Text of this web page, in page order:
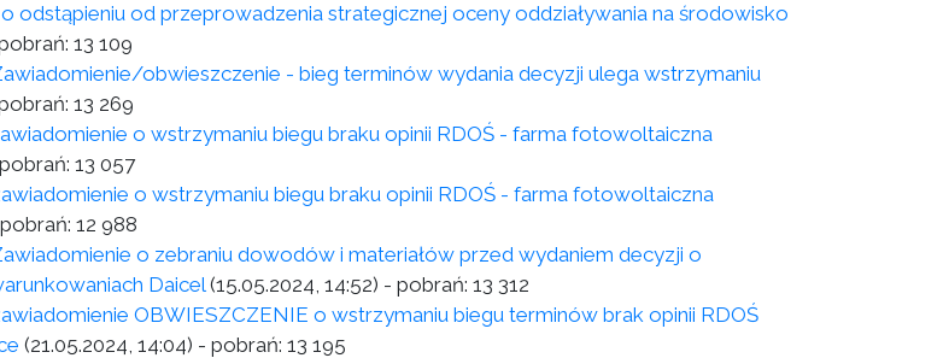
o odstąpieniu od przeprowadzenia strategicznej oceny oddziaływania na środowisko
13 109
obwieszczenie - bieg terminów wydania decyzji ulega wstrzymaniu
13 269
o wstrzymaniu biegu braku opinii RDOŚ - farma fotowoltaiczna
13 057
o wstrzymaniu biegu braku opinii RDOŚ - farma fotowoltaiczna
12 988
o zebraniu dowodów i materiałów przed wydaniem decyzji o
Daicel (15.05.2024, 14:52) - pobrań: 13 312
OBWIESZCZENIE o wstrzymaniu biegu terminów brak opinii RDOŚ
(21.05.2024, 14:04) - pobrań: 13 195